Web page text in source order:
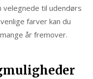
til udendørs
farver kan du
år fremover.